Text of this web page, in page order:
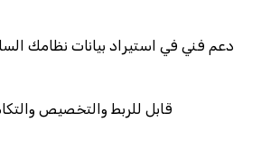
دعم فني في استيراد
قابل للربط